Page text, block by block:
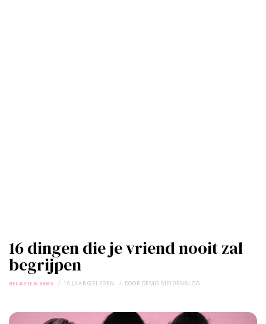
16 dingen die je vriend nooit zal
begrijpen
RELATIE & SEKS 10 JAAR GELEDEN DOOR DEMO MEIDENBLOG